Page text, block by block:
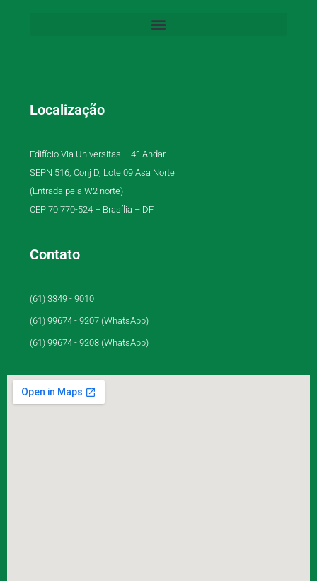
Localização
Edifício Via Universitas – 4º Andar
SEPN 516, Conj D, Lote 09 Asa Norte
(Entrada pela W2 norte)
CEP 70.770-524 – Brasília – DF
Contato
(61) 3349 - 9010
(61) 99674 - 9207 (WhatsApp)
(61) 99674 - 9208 (WhatsApp)